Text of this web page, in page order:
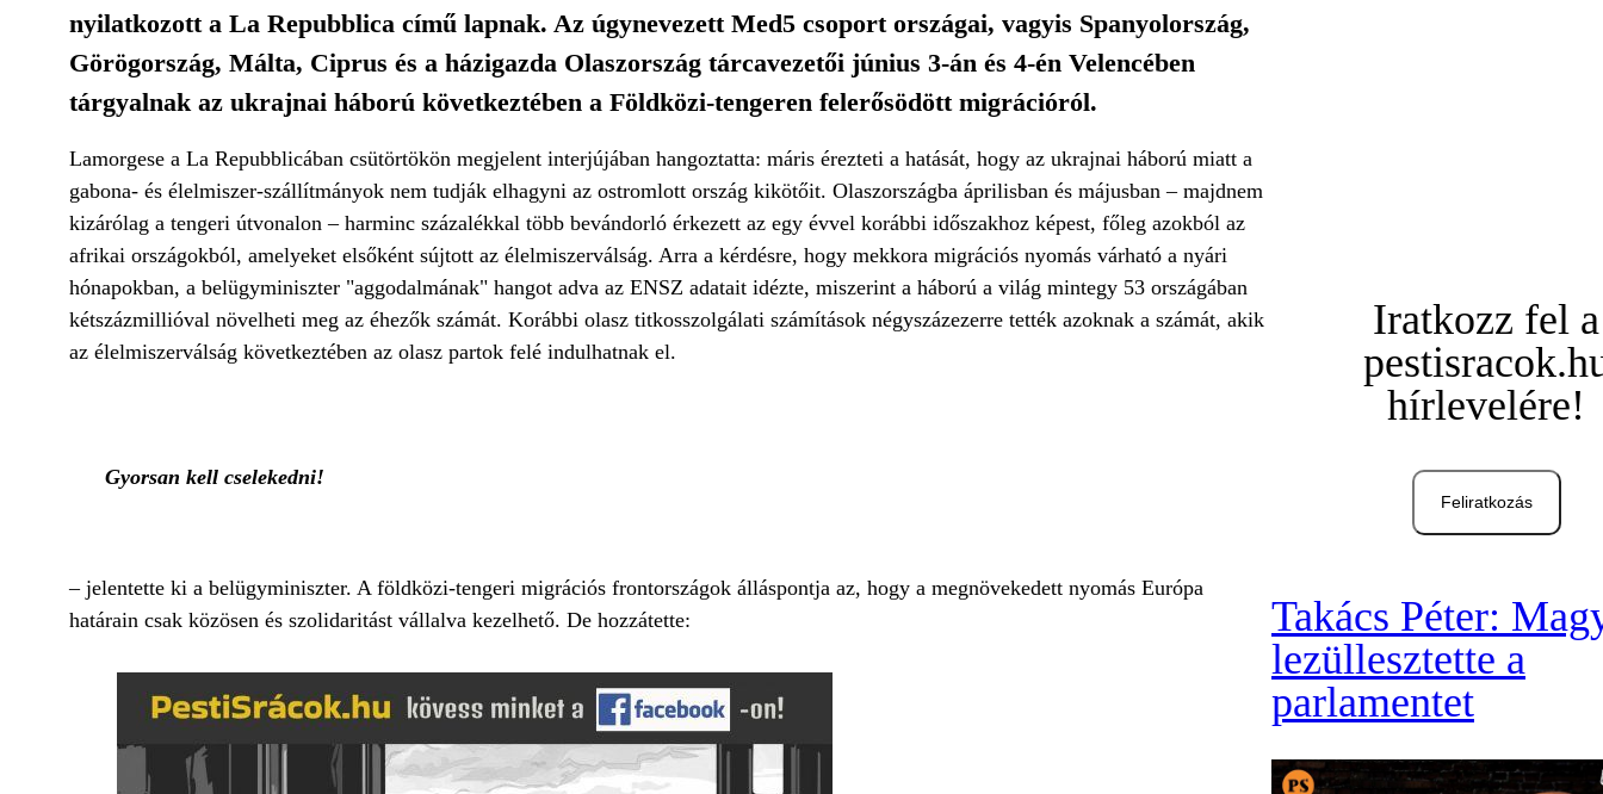
nyilatkozott a La Repubblica című lapnak. Az úgynevezett Med5 csoport országai, vagyis Spanyolország,
Görögország, Málta, Ciprus és a házigazda Olaszország tárcavezetői június 3-án és 4-én Velencében
tárgyalnak az ukrajnai háború következtében a Földközi-tengeren felerősödött migrációról.
Lamorgese a La Repubblicában csütörtökön megjelent interjújában hangoztatta: máris érezteti a hatását, hogy az ukrajnai háború miatt a
gabona- és élelmiszer-szállítmányok nem tudják elhagyni az ostromlott ország kikötőit. Olaszországba áprilisban és májusban – majdnem
kizárólag a tengeri útvonalon – harminc százalékkal több bevándorló érkezett az egy évvel korábbi időszakhoz képest, főleg azokból az
afrikai országokból, amelyeket elsőként sújtott az élelmiszerválság. Arra a kérdésre, hogy mekkora migrációs nyomás várható a nyári
hónapokban, a belügyminiszter "aggodalmának" hangot adva az ENSZ adatait idézte, miszerint a háború a világ mintegy 53 országában
kétszázmillióval növelheti meg az éhezők számát. Korábbi olasz titkosszolgálati számítások négyszázezerre tették azoknak a számát, akik
az élelmiszerválság következtében az olasz partok felé indulhatnak el.
Gyorsan kell cselekedni!
– jelentette ki a belügyminiszter. A földközi-tengeri migrációs frontországok álláspontja az, hogy a megnövekedett nyomás Európa
határain csak közösen és szolidaritást vállalva kezelhető. De hozzátette:
Iratkozz fel a
hírlevelére!
Feliratkozás
Takács Péter:
lezüllesztette a
parlamentet